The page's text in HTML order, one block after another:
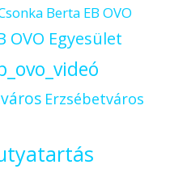
Berta EB OVO
OVO Egyesület
Erzsébetváros